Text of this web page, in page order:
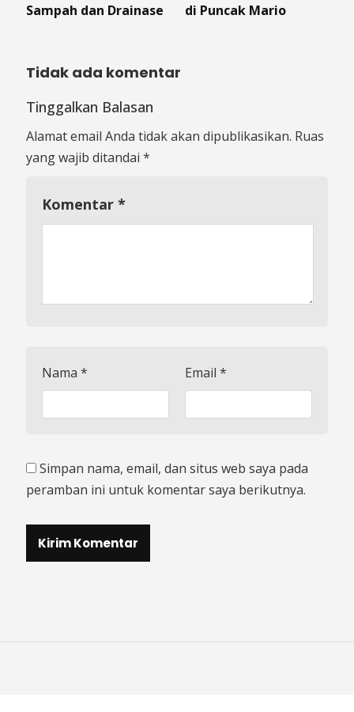
Sampah dan Drainase
di Puncak Mario
Tidak ada komentar
Tinggalkan Balasan
Alamat email Anda tidak akan dipublikasikan. Ruas
yang wajib ditandai *
Komentar *
Nama * Email *
Simpan nama, email, dan situs web saya pada
peramban ini untuk komentar saya berikutnya.